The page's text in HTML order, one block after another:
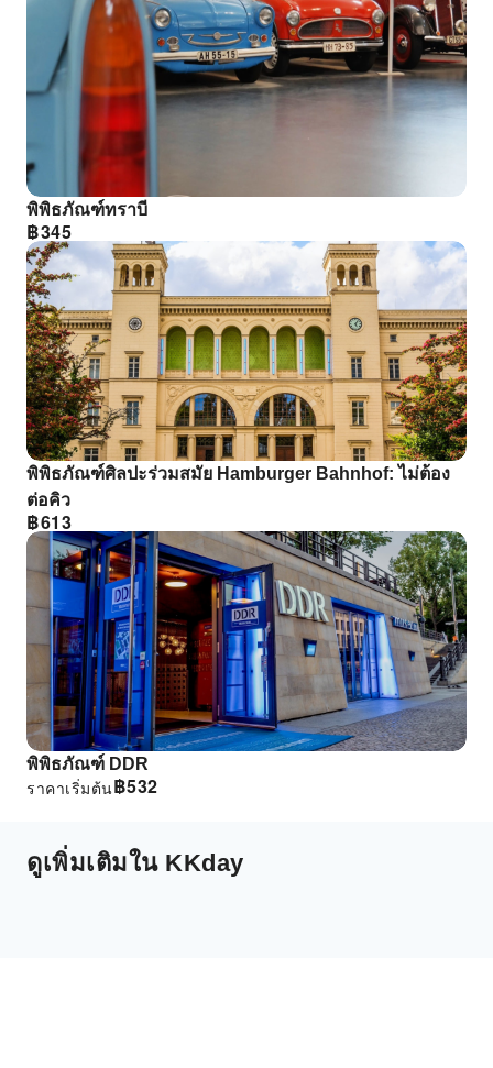
พิพิธภัณฑ์ทราบี
฿345
พิพิธภัณฑ์ศิลปะร่วมสมัย Hamburger Bahnhof: ไม่ต้อง
ต่อคิว
฿613
พิพิธภัณฑ์ DDR
฿532
ราคาเริ่มต้น
ดูเพิ่มเติมใน KKday